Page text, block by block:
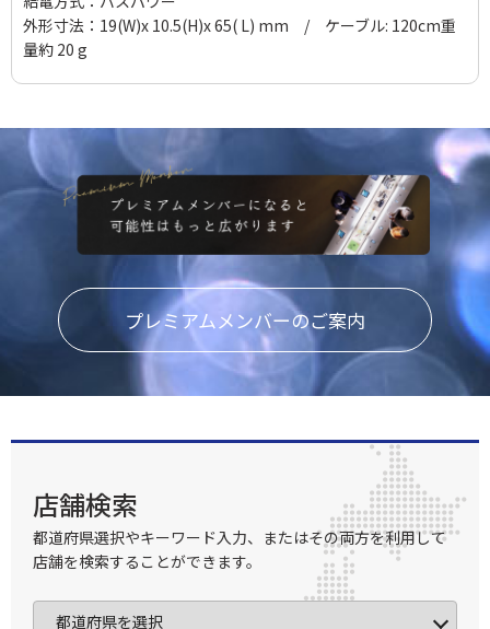
外形寸法：19(W)x 10.5(H)x 65( L) mm / ケーブル: 120cm重
量約 20 g
プレミアムメンバーのご案内
店舗検索
都道府県選択やキーワード入力、またはその両方を利用して
店舗を検索することができます。